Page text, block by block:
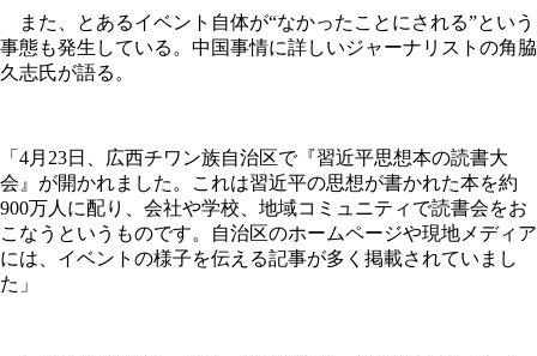
また、とあるイベント自体が“なかったことにされる”という
事態も発生している。中国事情に詳しいジャーナリストの角脇
久志氏が語る。
「4月23日、広西チワン族自治区で『習近平思想本の読書大
会』が開かれました。これは習近平の思想が書かれた本を約
900万人に配り、会社や学校、地域コミュニティで読書会をお
こなうというものです。自治区のホームページや現地メディア
には、イベントの様子を伝える記事が多く掲載されていまし
た」